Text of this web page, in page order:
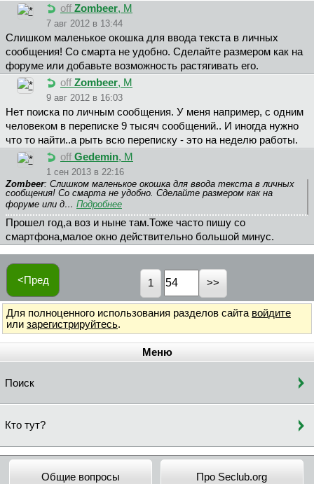
off Zombeer, М
7 авг 2012 в 13:44
Слишком маленькое окошка для ввода текста в личных
сообщения! Со смарта не удобно. Сделайте размером как на
форуме или добавьте возможность растягивать его.
off Zombeer, М
9 авг 2012 в 16:03
Нет поиска по личным сообщения. У меня например, с одним
человеком в переписке 9 тысяч сообщений.. И иногда нужно
что то найти..а рыть всю переписку - это на неделю работы.
off Gedemin, М
1 сен 2013 в 22:16
Zombeer: Слишком маленькое окошка для ввода текста в личных
сообщения! Со смарта не удобно. Сделайте размером как на
форуме или д… Подробнее
Прошел год,а воз и ныне там.Тоже часто пишу со
смартфона,малое окно действительно большой минус.
<Пред 1
Для полноценного использования разделов сайта войдите
или зарегистрируйтесь.
Меню
Поиск
Кто тут?
Общие вопросы Про Seclub.org